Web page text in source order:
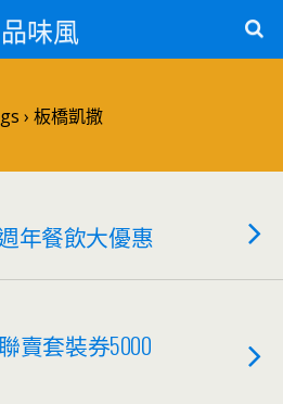
品味風
› 板橋凱撒
年餐飲大優惠
賣套裝券5000